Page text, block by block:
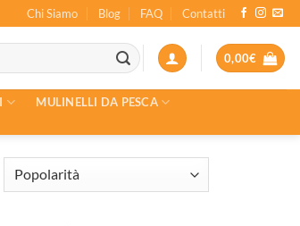
Chi Siamo Blog FAQ Contatti
0,00€
MULINELLI DA PESCA